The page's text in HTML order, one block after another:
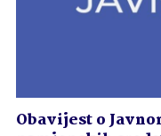
Obavijest o